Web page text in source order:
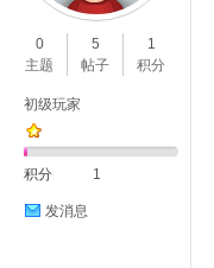
0
主题
5
帖子
1
积分
初级玩家
积分 1
发消息